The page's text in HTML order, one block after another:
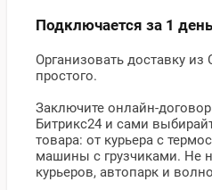
Подключается за 1 день
Организовать доставку из
простого.
Заключите онлайн-
Битрикс24 и сами
товара: от курьера с
машины с грузчиками. Не
курьеров, автопарк и